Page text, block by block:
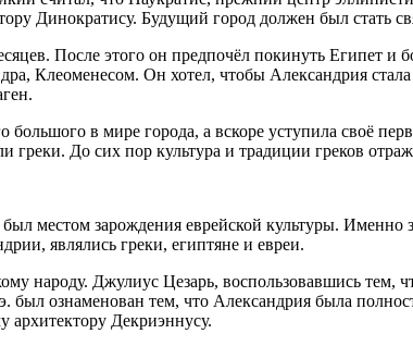
Динократису. Будущий город должен был
После этого он предпочёл покинуть Египет и
Клеоменесом. Он хотел, чтобы Александрия
большого в мире города, а вскоре уступила своё
До сих пор культура и традиции греков
местом зарождения еврейской культуры. Именно
являлись греки, египтяне и евреи.
народу. Джулиус Цезарь, воспользовавшись тем,
был ознаменован тем, что Александрия была
архитектору Декриэннусу.